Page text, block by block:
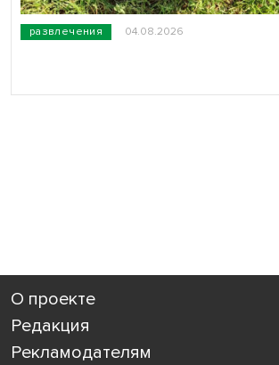
развлечения 04.08.2026
О проекте
Редакция
Рекламодателям